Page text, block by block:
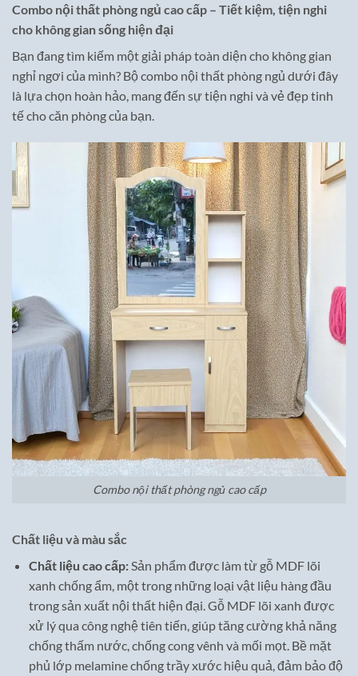
Combo nội thất phòng ngủ cao cấp – Tiết kiệm, tiện nghi
cho không gian sống hiện đại
Bạn đang tìm kiếm một giải pháp toàn diện cho không gian
nghỉ ngơi của mình? Bộ combo nội thất phòng ngủ dưới đây
là lựa chọn hoàn hảo, mang đến sự tiện nghi và vẻ đẹp tinh
tế cho căn phòng của bạn.
Combo nội thất phòng ngủ cao cấp
Chất liệu và màu sắc
Chất liệu cao cấp:Sản phẩm được làm từ gỗ MDF lõi
xanh chống ẩm, một trong những loại vật liệu hàng đầu
trong sản xuất nội thất hiện đại. Gỗ MDF lõi xanh được
xử lý qua công nghệ tiên tiến, giúp tăng cường khả năng
chống thấm nước, chống cong vênh và mối mọt. Bề mặt
phủ lớp melamine chống trầy xước hiệu quả, đảm bảo độ